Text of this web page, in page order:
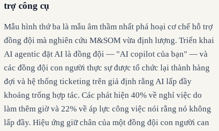
trợ công cụ
Mẫu hình thứ ba là mẫu âm thầm nhất phá hoại cơ chế hỗ trợ
đồng đội mà nghiên cứu M&SOM vừa định lượng. Triển khai
AI agentic đặt AI là đồng đội — "AI copilot của bạn" — và
các đồng đội con người thực sự được tổ chức lại thành hàng
đợi và hệ thống ticketing trên giả định rằng AI lấp đầy
khoảng trống hợp tác. Các phát hiện 40% về nghỉ việc do
làm thêm giờ và 22% về áp lực công việc nói rằng nó không
lấp đầy. Hiệu ứng giữ chân của một đồng đội con người can